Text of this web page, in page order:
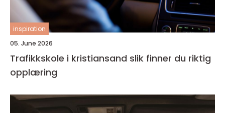
inspiration
05. June 2026
Trafikkskole i kristiansand slik finner du riktig
opplæring